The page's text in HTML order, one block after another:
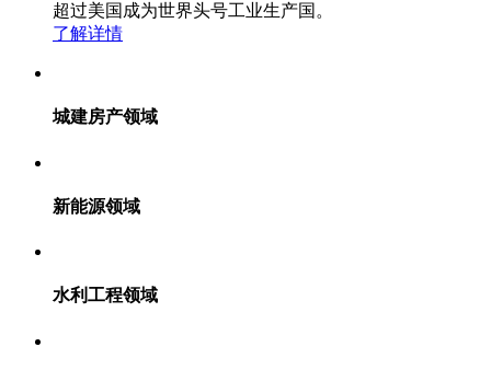
超过美国成为世界头号工业生产国。
了解详情
城建房产领域
新能源领域
水利工程领域